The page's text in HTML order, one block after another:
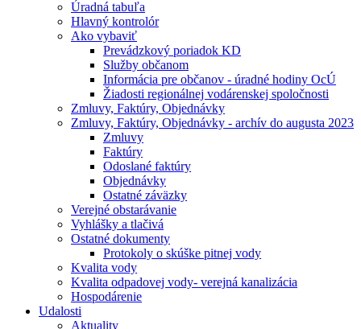
Úradná tabuľa
Hlavný kontrolór
Ako vybaviť
Prevádzkový poriadok KD
Služby občanom
Informácia pre občanov - úradné hodiny OcÚ
Žiadosti regionálnej vodárenskej spoločnosti
Zmluvy, Faktúry, Objednávky
Zmluvy, Faktúry, Objednávky - archív do augusta 2023
Zmluvy
Faktúry
Odoslané faktúry
Objednávky
Ostatné záväzky
Verejné obstarávanie
Vyhlášky a tlačivá
Ostatné dokumenty
Protokoly o skúške pitnej vody
Kvalita vody
Kvalita odpadovej vody- verejná kanalizácia
Hospodárenie
Udalosti
Aktuality